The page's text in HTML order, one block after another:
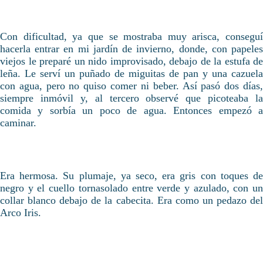
Con dificultad, ya que se mostraba muy arisca, conseguí
hacerla entrar en mi jardín de invierno, donde, con papeles
viejos le preparé un nido improvisado, debajo de la estufa de
leña. Le serví un puñado de miguitas de pan y una cazuela
con agua, pero no quiso comer ni beber. Así pasó dos días,
siempre inmóvil y, al tercero observé que picoteaba la
comida y sorbía un poco de agua. Entonces empezó a
caminar.
Era hermosa. Su plumaje, ya seco, era gris con toques de
negro y el cuello tornasolado entre verde y azulado, con un
collar blanco debajo de la cabecita. Era como un pedazo del
Arco Iris.